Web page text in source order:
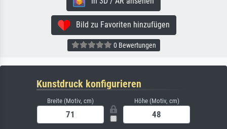
Bild zu Favoriten hinzufügen
0 Bewertungen
Kunstdruck konfigurieren
Breite (Motiv, cm) Höhe (Motiv, cm)